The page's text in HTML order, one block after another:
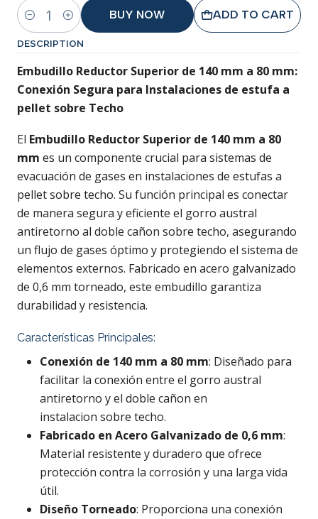
Quantity
ADD TO CART
BUY NOW
DESCRIPTION
Embudillo Reductor Superior de 140 mm a 80 mm:
Conexión Segura para Instalaciones de estufa a
pellet sobre Techo
El Embudillo Reductor Superior de 140 mm a 80
mm es un componente crucial para sistemas de
evacuación de gases en instalaciones de estufas a
pellet sobre techo. Su función principal es conectar
de manera segura y eficiente el gorro austral
antiretorno al doble cañon sobre techo, asegurando
un flujo de gases óptimo y protegiendo el sistema de
elementos externos. Fabricado en acero galvanizado
de 0,6 mm torneado, este embudillo garantiza
durabilidad y resistencia.
Características Principales:
Conexión de 140 mm a 80 mm: Diseñado para
facilitar la conexión entre el gorro austral
antiretorno y el doble cañon en
instalacion sobre techo.
Fabricado en Acero Galvanizado de 0,6 mm:
Material resistente y duradero que ofrece
protección contra la corrosión y una larga vida
útil.
Diseño Torneado: Proporciona una conexión